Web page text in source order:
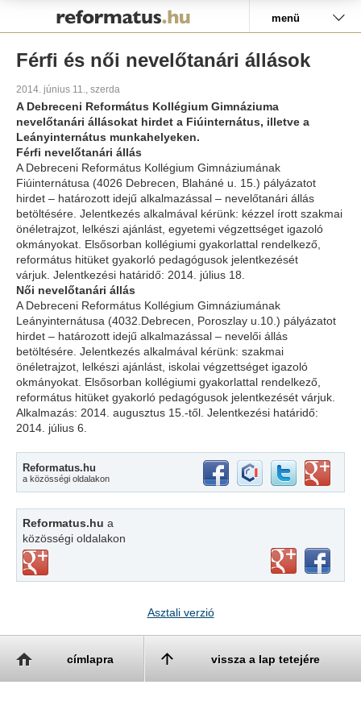
menü
Férfi és női nevelőtanári állások
2014. június 11., szerda
A Debreceni Református Kollégium Gimnáziuma
nevelőtanári állásokat hirdet a Fiúinternátus, illetve a
Leányinternátus munkahelyeken.
Férfi nevelőtanári állás
A Debreceni Református Kollégium Gimnáziumának
Fiúinternátusa (4026 Debrecen, Blaháné u. 15.) pályázatot
hirdet – határozott idejű alkalmazással – nevelőtanári állás
betöltésére. Jelentkezés alkalmával kérünk: kézzel írott szakmai
önéletrajzot, lelkészi ajánlást, egyetemi végzettséget igazoló
okmányokat. Elsősorban kollégiumi gyakorlattal rendelkező,
református hitüket gyakorló pedagógusok jelentkezését
várjuk. Jelentkezési határidő: 2014. július 18.
Női nevelőtanári állás
A Debreceni Református Kollégium Gimnáziumának
Leányinternátusa (4032.Debrecen, Poroszlay u.10.) pályázatot
hirdet – határozott idejű alkalmazással – nevelői állás
betöltésére. Jelentkezés alkalmával kérünk: szakmai
önéletrajzot, lelkészi ajánlást, iskolai végzettséget igazoló
okmányokat. Elsősorban kollégiumi gyakorlattal rendelkező,
református hitüket gyakorló pedagógusok jelentkezését várjuk.
Alkalmazás: 2014. augusztus 15.-től. Jelentkezési határidő:
2014. július 6.
Reformatus.hu
a közösségi oldalakon
Reformatus.hu a
közösségi oldalakon
Asztali verzió
címlapra vissza a lap tetejére